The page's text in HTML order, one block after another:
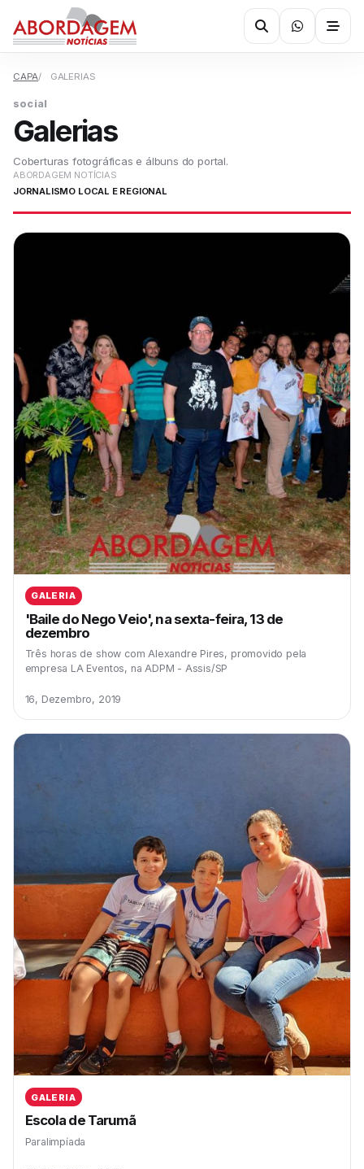
CAPA GALERIAS
social
Galerias
Coberturas fotográficas e álbuns do portal.
ABORDAGEM NOTÍCIAS
JORNALISMO LOCAL E REGIONAL
GALERIA
'Baile do Nego Veio', na sexta-feira, 13 de
dezembro
Três horas de show com Alexandre Pires, promovido pela
empresa LA Eventos, na ADPM - Assis/SP
16, Dezembro, 2019
GALERIA
Escola de Tarumã
Paralimpíada